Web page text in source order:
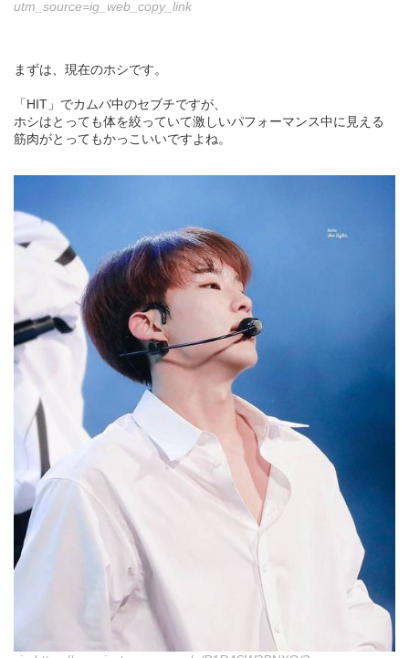
utm_source=ig_web_copy_link
まずは、現在のホシです。
「HIT」でカムバ中のセブチですが、
ホシはとっても体を絞っていて激しいパフォーマンス中に見える
筋肉がとってもかっこいいですよね。